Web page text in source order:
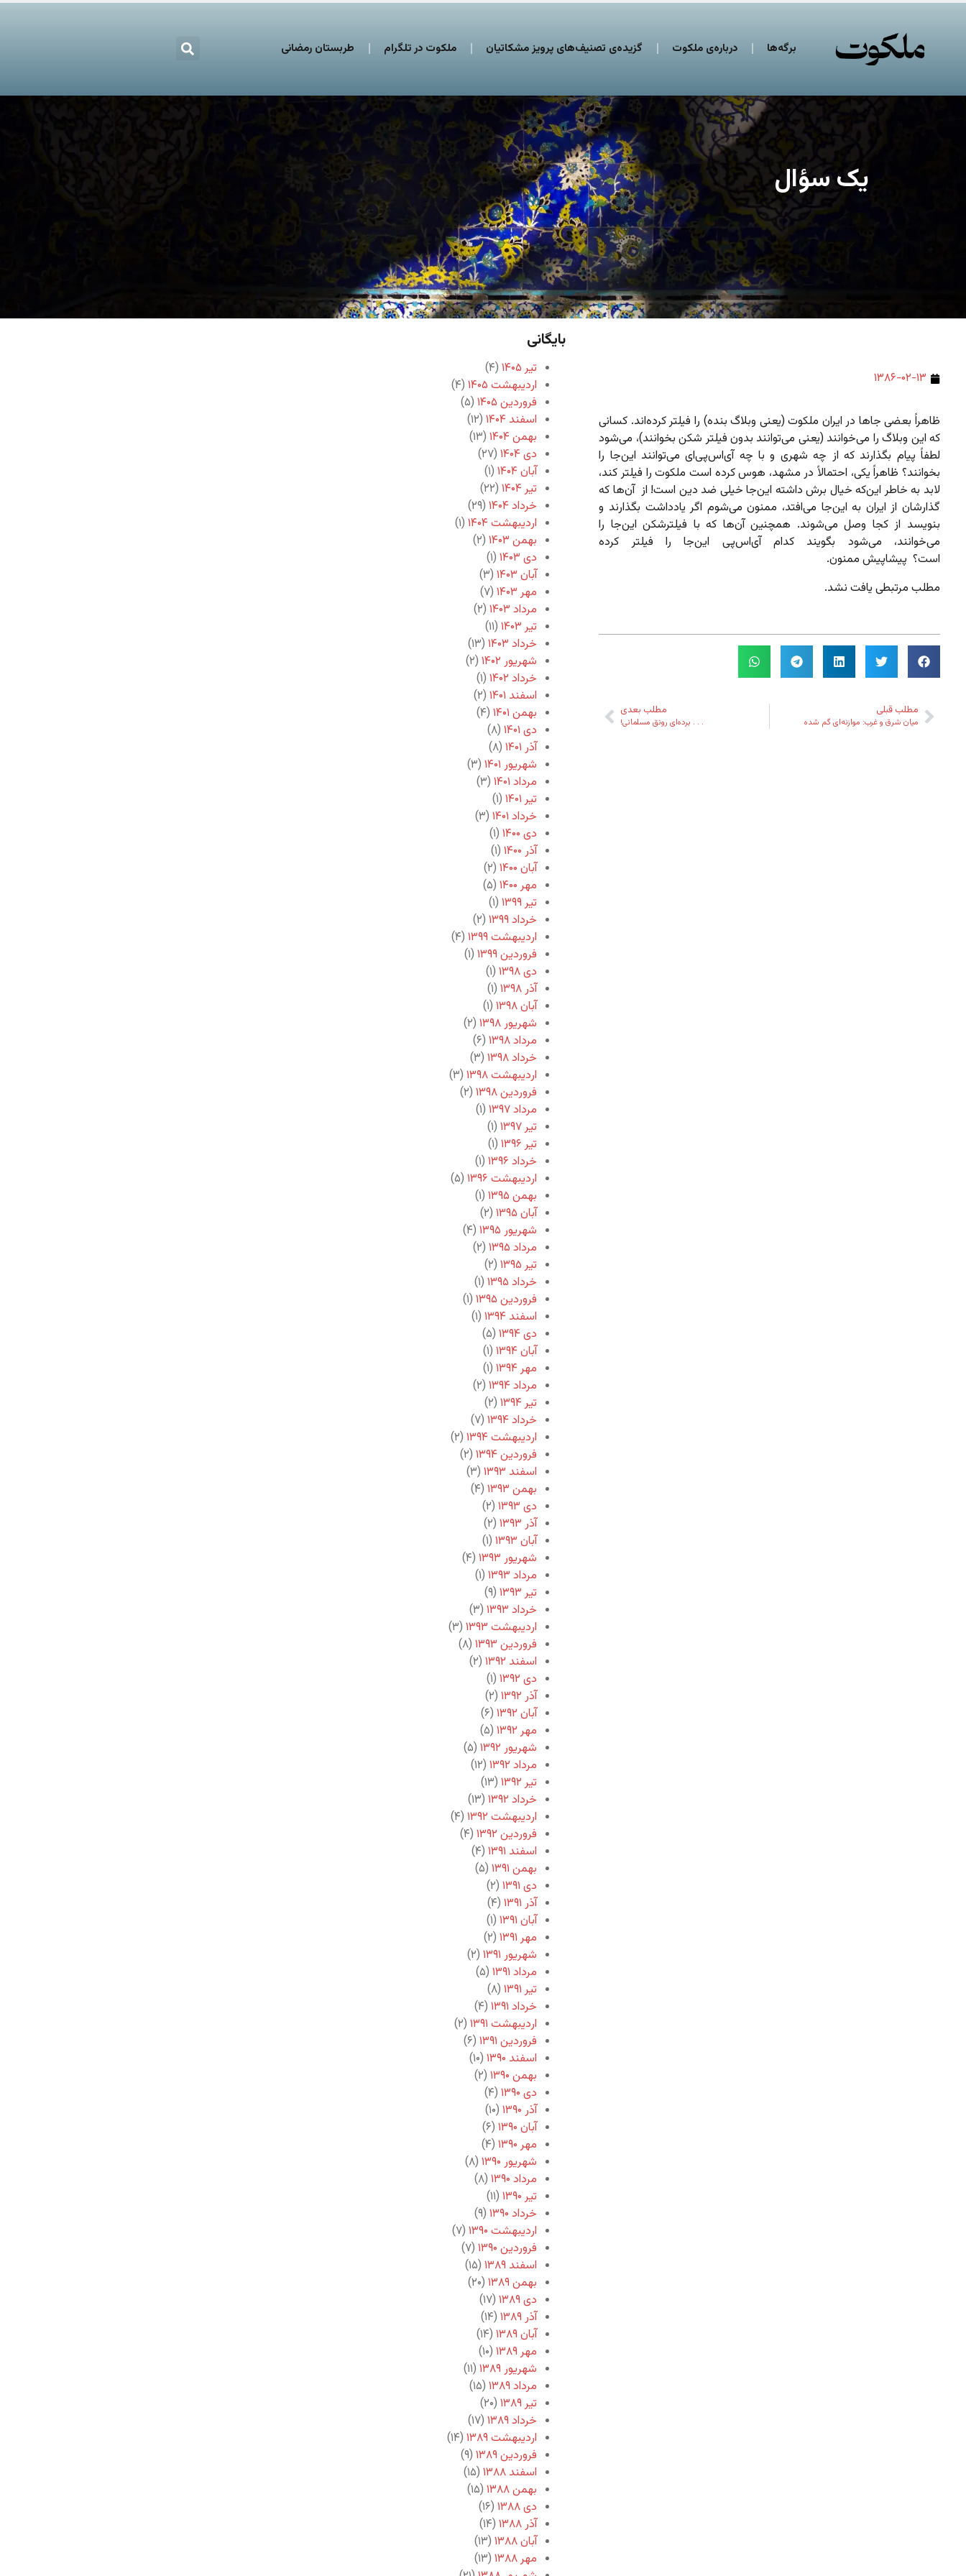
برگه‌ها درباره‌ی ملکوت گزیده‌ی تصنیف‌های پرویز مشکاتیان ملکوت در تلگرام طربستان رمضانی
یک سؤال
۱۳۸۶-۰۲-۱۳
ظاهراً بعضی جاها در ایران ملکوت (یعنی وبلاگ بنده) را فیلتر کرده‌اند. کسانی
که این وبلاگ را می‌خوانند (یعنی می‌‌توانند بدون فیلتر شکن بخوانند)، می‌شود
لطفاً پیام بگذارند که از چه شهری و با چه آی‌اس‌پی‌ای می‌توانند این‌جا را
بخوانند؟ ظاهراً یکی، احتمالاً در مشهد، هوس کرده است ملکوت را فیلتر کند،
لابد به خاطر این‌که خیال برش داشته این‌جا خیلی ضد دین است! از آن‌ها که
گذارشان از ایران به این‌جا می‌افتد، ممنون می‌شوم اگر یادداشت بگذارند و
بنویسد از کجا وصل می‌شوند. همچنین آن‌ها که با فیلترشکن این‌جا را
می‌خوانند،‌ می‌شود بگویند کدام آی‌اس‌پی این‌جا را فیلتر کرده
است؟ پیشاپیش ممنون.
مطلب مرتبطی یافت نشد.
مطلب قبلی
میان شرق و غرب: موازنه‌ای گم شده
مطلب بعدی
. . . برده‌ای رونق مسلمانی!
بایگانی
تیر ۱۴۰۵
(۴)
اردیبهشت ۱۴۰۵
(۴)
فروردین ۱۴۰۵
(۵)
اسفند ۱۴۰۴
(۱۲)
بهمن ۱۴۰۴
(۱۳)
دی ۱۴۰۴
(۲۷)
آبان ۱۴۰۴
(۱)
تیر ۱۴۰۴
(۲۲)
خرداد ۱۴۰۴
(۲۹)
اردیبهشت ۱۴۰۴
(۱)
بهمن ۱۴۰۳
(۲)
دی ۱۴۰۳
(۱)
آبان ۱۴۰۳
(۳)
مهر ۱۴۰۳
(۷)
مرداد ۱۴۰۳
(۲)
تیر ۱۴۰۳
(۱۱)
خرداد ۱۴۰۳
(۱۳)
شهریور ۱۴۰۲
(۲)
خرداد ۱۴۰۲
(۱)
اسفند ۱۴۰۱
(۲)
بهمن ۱۴۰۱
(۴)
دی ۱۴۰۱
(۸)
آذر ۱۴۰۱
(۸)
شهریور ۱۴۰۱
(۳)
مرداد ۱۴۰۱
(۳)
تیر ۱۴۰۱
(۱)
خرداد ۱۴۰۱
(۳)
دی ۱۴۰۰
(۱)
آذر ۱۴۰۰
(۱)
آبان ۱۴۰۰
(۲)
مهر ۱۴۰۰
(۵)
تیر ۱۳۹۹
(۱)
خرداد ۱۳۹۹
(۲)
اردیبهشت ۱۳۹۹
(۴)
فروردین ۱۳۹۹
(۱)
دی ۱۳۹۸
(۱)
آذر ۱۳۹۸
(۱)
آبان ۱۳۹۸
(۱)
شهریور ۱۳۹۸
(۲)
مرداد ۱۳۹۸
(۶)
خرداد ۱۳۹۸
(۳)
اردیبهشت ۱۳۹۸
(۳)
فروردین ۱۳۹۸
(۲)
مرداد ۱۳۹۷
(۱)
تیر ۱۳۹۷
(۱)
تیر ۱۳۹۶
(۱)
خرداد ۱۳۹۶
(۱)
اردیبهشت ۱۳۹۶
(۵)
بهمن ۱۳۹۵
(۱)
آبان ۱۳۹۵
(۲)
شهریور ۱۳۹۵
(۴)
مرداد ۱۳۹۵
(۲)
تیر ۱۳۹۵
(۲)
خرداد ۱۳۹۵
(۱)
فروردین ۱۳۹۵
(۱)
اسفند ۱۳۹۴
(۱)
دی ۱۳۹۴
(۵)
آبان ۱۳۹۴
(۱)
مهر ۱۳۹۴
(۱)
مرداد ۱۳۹۴
(۲)
تیر ۱۳۹۴
(۲)
خرداد ۱۳۹۴
(۷)
اردیبهشت ۱۳۹۴
(۲)
فروردین ۱۳۹۴
(۲)
اسفند ۱۳۹۳
(۳)
بهمن ۱۳۹۳
(۴)
دی ۱۳۹۳
(۲)
آذر ۱۳۹۳
(۲)
آبان ۱۳۹۳
(۱)
شهریور ۱۳۹۳
(۴)
مرداد ۱۳۹۳
(۱)
تیر ۱۳۹۳
(۹)
خرداد ۱۳۹۳
(۳)
اردیبهشت ۱۳۹۳
(۳)
فروردین ۱۳۹۳
(۸)
اسفند ۱۳۹۲
(۲)
دی ۱۳۹۲
(۱)
آذر ۱۳۹۲
(۲)
آبان ۱۳۹۲
(۶)
مهر ۱۳۹۲
(۵)
شهریور ۱۳۹۲
(۵)
مرداد ۱۳۹۲
(۱۲)
تیر ۱۳۹۲
(۱۳)
خرداد ۱۳۹۲
(۱۳)
اردیبهشت ۱۳۹۲
(۴)
فروردین ۱۳۹۲
(۴)
اسفند ۱۳۹۱
(۴)
بهمن ۱۳۹۱
(۵)
دی ۱۳۹۱
(۲)
آذر ۱۳۹۱
(۴)
آبان ۱۳۹۱
(۱)
مهر ۱۳۹۱
(۲)
شهریور ۱۳۹۱
(۲)
مرداد ۱۳۹۱
(۵)
تیر ۱۳۹۱
(۸)
خرداد ۱۳۹۱
(۴)
اردیبهشت ۱۳۹۱
(۲)
فروردین ۱۳۹۱
(۶)
اسفند ۱۳۹۰
(۱۰)
بهمن ۱۳۹۰
(۲)
دی ۱۳۹۰
(۴)
آذر ۱۳۹۰
(۱۰)
آبان ۱۳۹۰
(۶)
مهر ۱۳۹۰
(۴)
شهریور ۱۳۹۰
(۸)
مرداد ۱۳۹۰
(۸)
تیر ۱۳۹۰
(۱۱)
خرداد ۱۳۹۰
(۹)
اردیبهشت ۱۳۹۰
(۷)
فروردین ۱۳۹۰
(۷)
اسفند ۱۳۸۹
(۱۵)
بهمن ۱۳۸۹
(۲۰)
دی ۱۳۸۹
(۱۷)
آذر ۱۳۸۹
(۱۴)
آبان ۱۳۸۹
(۱۴)
مهر ۱۳۸۹
(۱۰)
شهریور ۱۳۸۹
(۱۱)
مرداد ۱۳۸۹
(۱۵)
تیر ۱۳۸۹
(۲۰)
خرداد ۱۳۸۹
(۱۷)
اردیبهشت ۱۳۸۹
(۱۴)
فروردین ۱۳۸۹
(۹)
اسفند ۱۳۸۸
(۱۵)
بهمن ۱۳۸۸
(۱۵)
دی ۱۳۸۸
(۱۶)
آذر ۱۳۸۸
(۱۴)
آبان ۱۳۸۸
(۱۳)
مهر ۱۳۸۸
(۱۳)